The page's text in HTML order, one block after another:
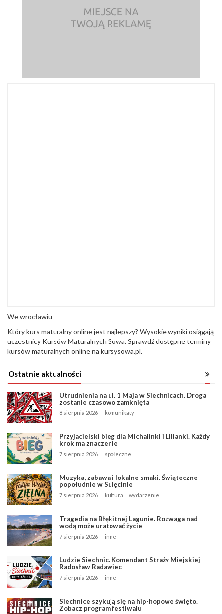
We wrocławiu
Którykurs maturalny onlinejest najlepszy? Wysokie wyniki osiągają
uczestnicy Kursów Maturalnych Sowa. Sprawdź dostępne terminy
kursów maturalnych online na kursysowa.pl.
Ostatnie aktualności
Utrudnienia na ul. 1 Maja w Siechnicach. Droga
zostanie czasowo zamknięta
8 sierpnia 2026 komunikaty
Przyjacielski bieg dla Michalinki i Lilianki. Każdy
krok ma znaczenie
7 sierpnia 2026 społeczne
Muzyka, zabawa i lokalne smaki. Świąteczne
popołudnie w Sulęcinie
7 sierpnia 2026 kultura wydarzenie
Tragedia na Błękitnej Lagunie. Rozwaga nad
wodą może uratować życie
7 sierpnia 2026 inne
Ludzie Siechnic. Komendant Straży Miejskiej
Radosław Radawiec
7 sierpnia 2026 inne
Siechnice szykują się na hip-hopowe święto.
Zobacz program festiwalu